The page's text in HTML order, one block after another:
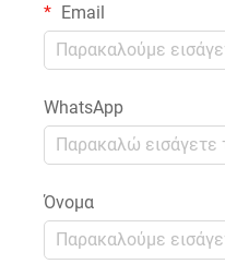
Email
WhatsApp
Όνομα